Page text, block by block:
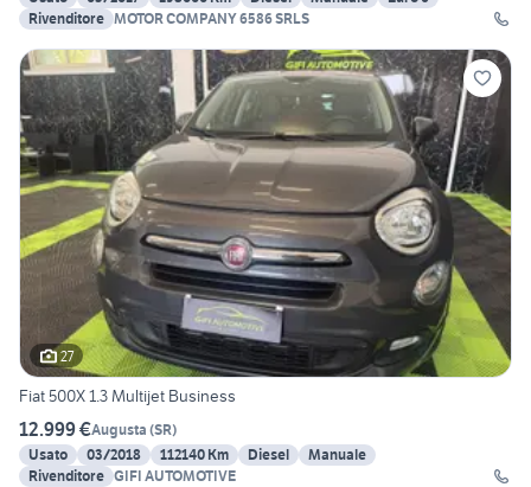
Rivenditore MOTOR COMPANY 6586 SRLS
27
Fiat 500X 1.3 Multijet Business
12.999 €Augusta (SR)
Usato
03/2018 112140 Km Diesel
Manuale
Rivenditore GIFI AUTOMOTIVE